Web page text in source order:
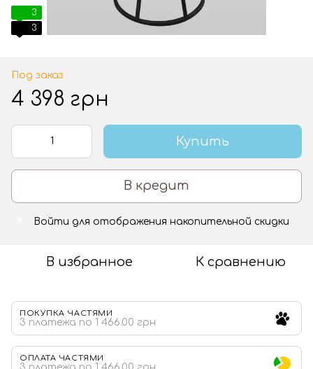
3
3
Под заказ
4 398 грн
Купить
В кредит
Войти для отображения накопительной скидки
В избранное К сравнению
ПОКУПКА ЧАСТЯМИ
3 платежа по 1 466.00 грн
ОПЛАТА ЧАСТЯМИ